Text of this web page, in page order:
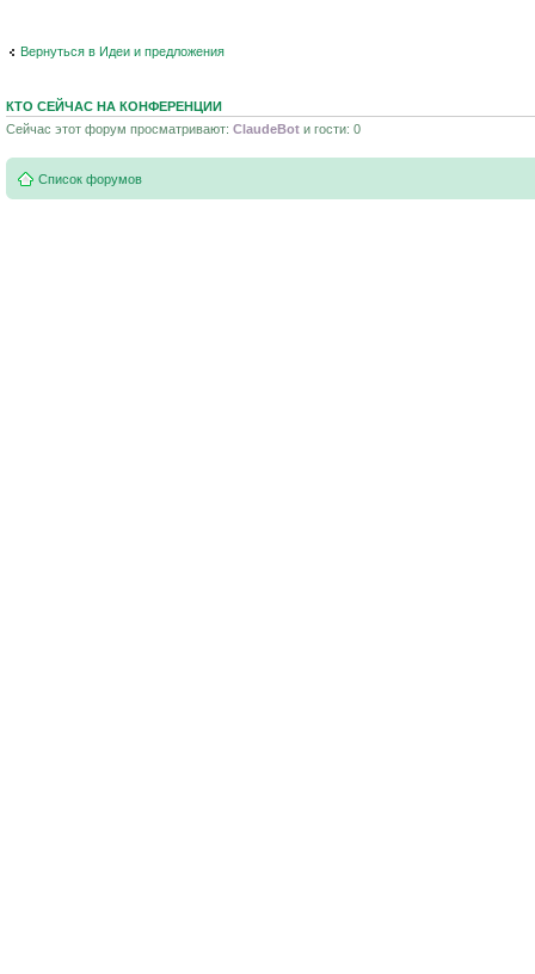
Вернуться в Идеи и предложения
КТО СЕЙЧАС НА КОНФЕРЕНЦИИ
Сейчас этот форум просматривают: ClaudeBot и гости: 0
Список форумов